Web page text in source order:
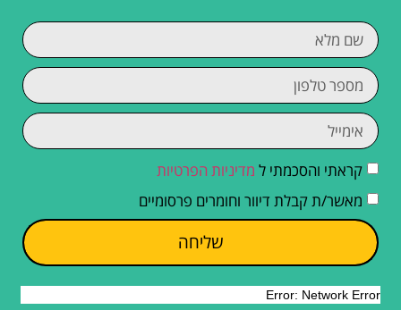
קראתי והסכמתי ל מדיניות הפרטיות
מאשר/ת קבלת דיוור וחומרים פרסומיים
שליחה